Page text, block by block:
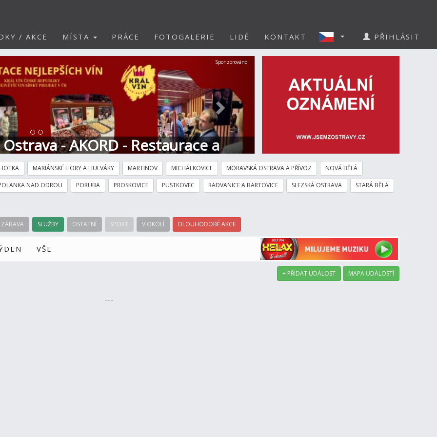
/ AKCE MÍSTA PRÁCE FOTOGALERIE LIDÉ KONTAKT PŘIHLÁSIT
- AKORD - Restaurace a
Další
Sponzorováno
MARIÁNSKÉ HORY A HULVÁKY MARTINOV MICHÁLKOVICE MORAVSKÁ OSTRAVA A PŘÍVOZ NOVÁ BĚLÁ
NAD ODROU PORUBA PROSKOVICE PUSTKOVEC RADVANICE A BARTOVICE SLEZSKÁ OSTRAVA STARÁ BĚLÁ
ZÁBAVA SLUŽBY OSTATNÍ SPORT V OKOLÍ DLOUHODOBÉ AKCE
VŠE
+ PŘIDAT UDÁLOST MAPA UDÁLOSTÍ
---